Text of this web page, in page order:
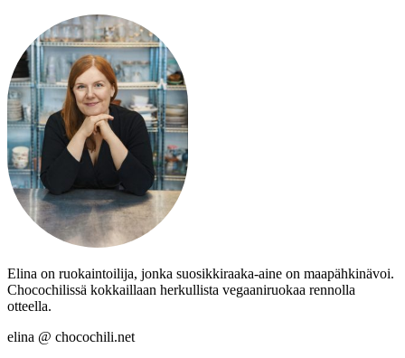
Elina on ruokaintoilija, jonka suosikkiraaka-aine on maapähkinävoi.
Chocochilissä kokkaillaan herkullista vegaaniruokaa rennolla
otteella.
elina @ chocochili.net